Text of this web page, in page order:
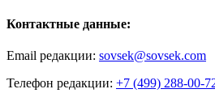
Контактные данные:
Email редакции: sovsek@sovsek.com
Телефон редакции: +7 (499) 288-00-